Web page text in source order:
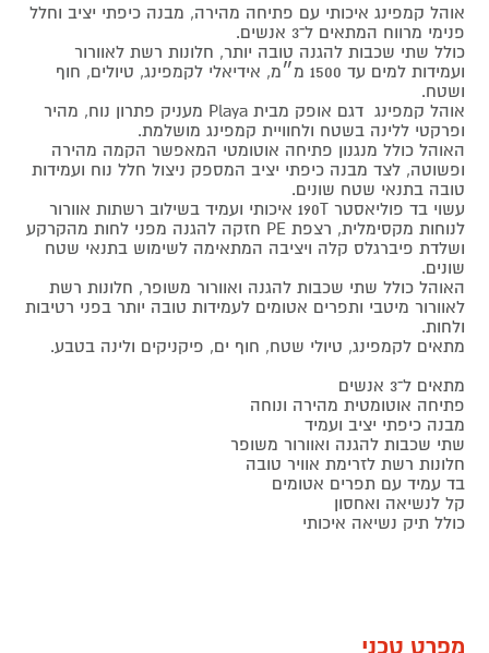
אוהל קמפינג איכותי עם פתיחה מהירה, מבנה כיפתי יציב וחלל
פנימי מרווח המתאים ל־3 אנשים.
כולל שתי שכבות להגנה טובה יותר, חלונות רשת לאוורור
ועמידות למים עד 1500 מ״מ, אידיאלי לקמפינג, טיולים, חוף
ושטח.
אוהל קמפינג דגם אופק מבית Playa מעניק פתרון נוח, מהיר
ופרקטי ללינה בשטח ולחוויית קמפינג מושלמת.
האוהל כולל מנגנון פתיחה אוטומטי המאפשר הקמה מהירה
ופשוטה, לצד מבנה כיפתי יציב המספק ניצול חלל נוח ועמידות
טובה בתנאי שטח שונים.
עשוי בד פוליאסטר 190T איכותי ועמיד בשילוב רשתות אוורור
לנוחות מקסימלית, רצפת PE חזקה להגנה מפני לחות מהקרקע
ושלדת פיברגלס קלה ויציבה המתאימה לשימוש בתנאי שטח
שונים.
האוהל כולל שתי שכבות להגנה ואוורור משופר, חלונות רשת
לאוורור מיטבי ותפרים אטומים לעמידות טובה יותר בפני רטיבות
ולחות.
מתאים לקמפינג, טיולי שטח, חוף ים, פיקניקים ולינה בטבע.
מתאים ל־3 אנשים
פתיחה אוטומטית מהירה ונוחה
מבנה כיפתי יציב ועמיד
שתי שכבות להגנה ואוורור משופר
חלונות רשת לזרימת אוויר טובה
בד עמיד עם תפרים אטומים
קל לנשיאה ואחסון
כולל תיק נשיאה איכותי
מפרט טכני